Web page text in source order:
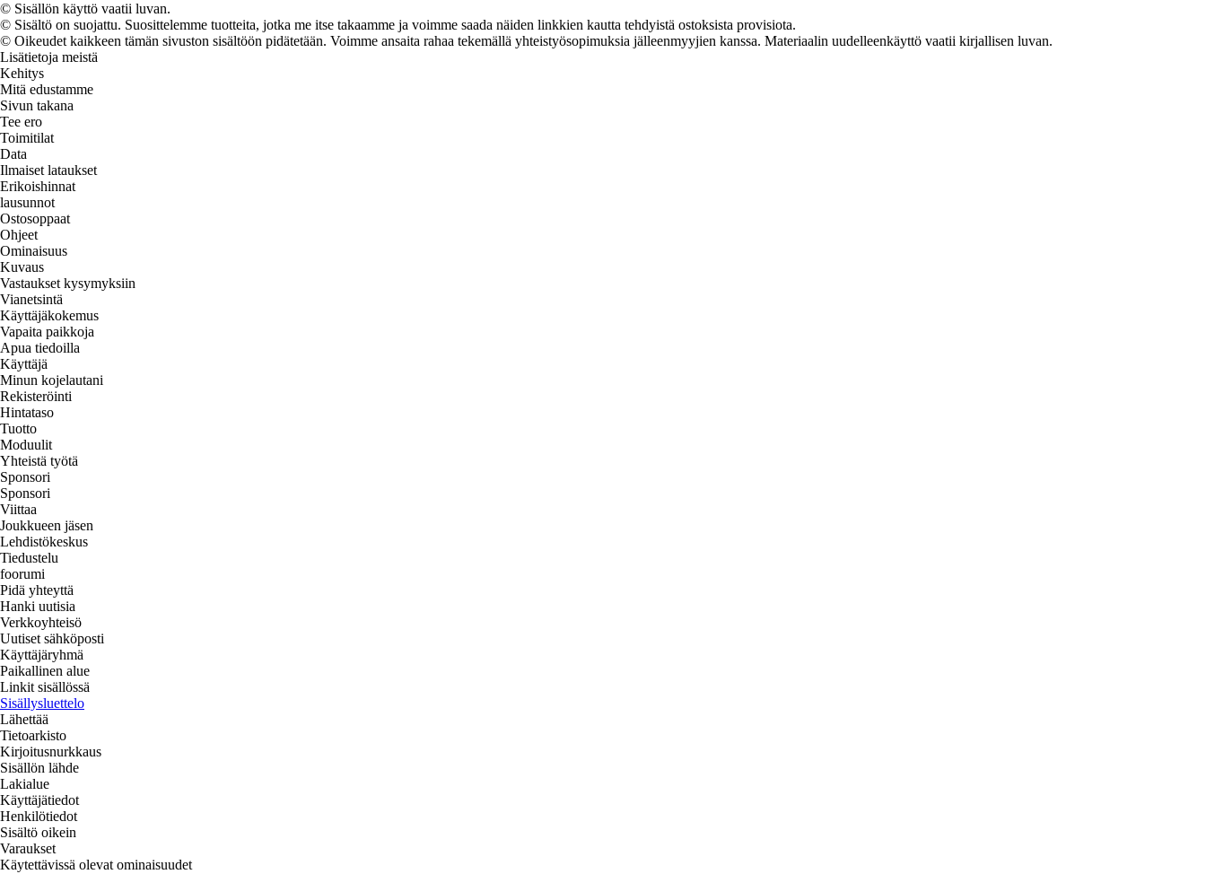
© Sisällön käyttö vaatii luvan.
© Sisältö on suojattu. Suosittelemme tuotteita, jotka me itse takaamme ja voimme saada näiden linkkien kautta tehdyistä ostoksista provisiota.
© Oikeudet kaikkeen tämän sivuston sisältöön pidätetään. Voimme ansaita rahaa tekemällä yhteistyösopimuksia jälleenmyyjien kanssa. Materiaalin uudelleenkäyttö vaatii kirjallisen luvan.
Lisätietoja meistä
Kehitys
Mitä edustamme
Sivun takana
Tee ero
Toimitilat
Data
Ilmaiset lataukset
Erikoishinnat
lausunnot
Ostosoppaat
Ohjeet
Ominaisuus
Kuvaus
Vastaukset kysymyksiin
Vianetsintä
Käyttäjäkokemus
Vapaita paikkoja
Apua tiedoilla
Käyttäjä
Minun kojelautani
Rekisteröinti
Hintataso
Tuotto
Moduulit
Yhteistä työtä
Sponsori
Sponsori
Viittaa
Joukkueen jäsen
Lehdistökeskus
Tiedustelu
foorumi
Pidä yhteyttä
Hanki uutisia
Verkkoyhteisö
Uutiset sähköposti
Käyttäjäryhmä
Paikallinen alue
Linkit sisällössä
Sisällysluettelo
Lähettää
Tietoarkisto
Kirjoitusnurkkaus
Sisällön lähde
Lakialue
Käyttäjätiedot
Henkilötiedot
Sisältö oikein
Varaukset
Käytettävissä olevat ominaisuudet